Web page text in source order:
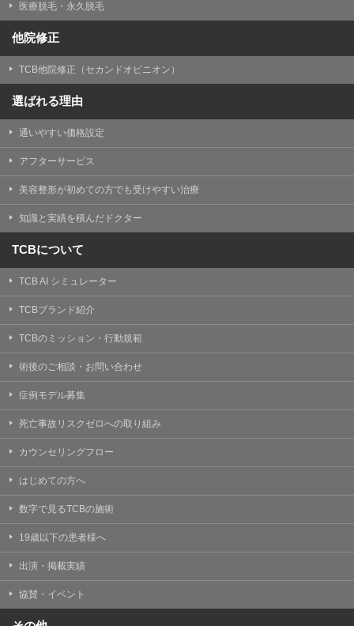
医療脱毛・永久脱毛
他院修正
TCB他院修正（セカンドオピニオン）
選ばれる理由
通いやすい価格設定
アフターサービス
美容整形が初めての方でも受けやすい治療
知識と実績を積んだドクター
TCBについて
TCB AI シミュレーター
TCBブランド紹介
TCBのミッション・行動規範
術後のご相談・お問い合わせ
症例モデル募集
死亡事故リスクゼロへの取り組み
カウンセリングフロー
はじめての方へ
数字で見るTCBの施術
19歳以下の患者様へ
出演・掲載実績
協賛・イベント